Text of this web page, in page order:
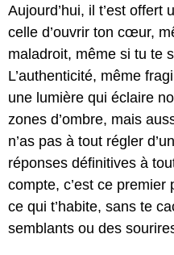
Aujourd’hui, il t’est offert
celle d’ouvrir ton cœur,
maladroit, même si tu te
L’authenticité, même
une lumière qui éclaire
zones d’ombre, mais
n’as pas à tout régler
réponses définitives à
compte, c’est ce premier
ce qui t’habite, sans te
semblants ou des